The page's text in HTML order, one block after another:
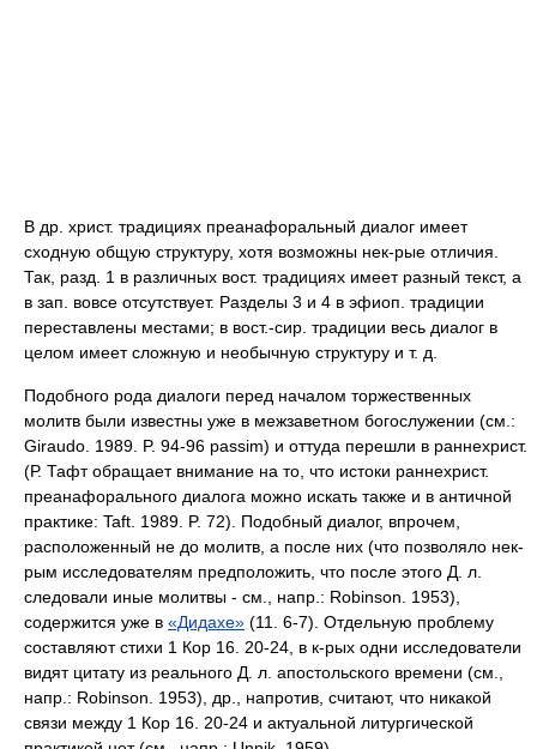
В др. христ. традициях преанафоральный диалог имеет
сходную общую структуру, хотя возможны нек-рые отличия.
Так, разд. 1 в различных вост. традициях имеет разный текст, а
в зап. вовсе отсутствует. Разделы 3 и 4 в эфиоп. традиции
переставлены местами; в вост.-сир. традиции весь диалог в
целом имеет сложную и необычную структуру и т. д.
Подобного рода диалоги перед началом торжественных
молитв были известны уже в межзаветном богослужении (см.:
Giraudo. 1989. P. 94-96 passim) и оттуда перешли в раннехрист.
(Р. Тафт обращает внимание на то, что истоки раннехрист.
преанафорального диалога можно искать также и в античной
практике: Taft. 1989. P. 72). Подобный диалог, впрочем,
расположенный не до молитв, а после них (что позволяло нек-
рым исследователям предположить, что после этого Д. л.
следовали иные молитвы - см., напр.: Robinson. 1953),
содержится уже в «Дидахе» (11. 6-7). Отдельную проблему
составляют стихи 1 Кор 16. 20-24, в к-рых одни исследователи
видят цитату из реального Д. л. апостольского времени (см.,
напр.: Robinson. 1953), др., напротив, считают, что никакой
связи между 1 Кор 16. 20-24 и актуальной литургической